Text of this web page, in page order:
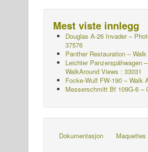
Mest viste innlegg
Douglas A-26 Invader –
37576
Panther Restauration –
Leichter Panzerspähwagen
WalkAround Views : 33031
Focke-Wulf FW-190 – Walk
Messerschmitt Bf 109G-6 –
Dokumentasjon Maquettes